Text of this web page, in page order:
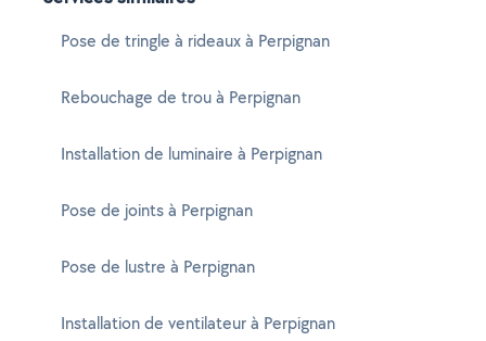
Pose de tringle à rideaux à Perpignan
Rebouchage de trou à Perpignan
Installation de luminaire à Perpignan
Pose de joints à Perpignan
Pose de lustre à Perpignan
Installation de ventilateur à Perpignan